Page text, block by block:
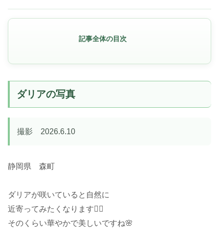
記事全体の目次
ダリアの写真
撮影 2026.6.10
静岡県 森町
ダリアが咲いていると自然に
近寄ってみたくなります🚶‍♂️
そのくらい華やかで美しいですね🌸